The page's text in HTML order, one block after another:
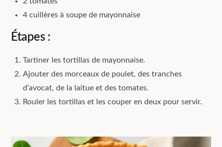
4 cuillères à soupe de mayonnaise
Étapes :
Tartiner les tortillas de mayonnaise.
Ajouter des morceaux de poulet, des tranches
d’avocat, de la laitue et des tomates.
Rouler les tortillas et les couper en deux pour servir.